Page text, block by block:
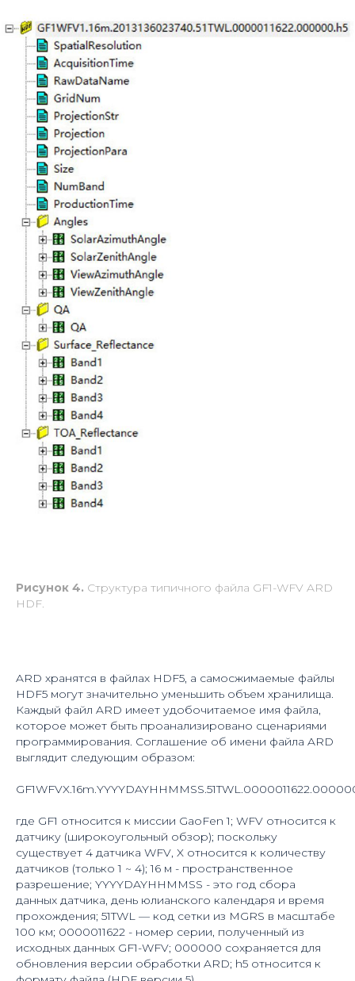
Рисунок 4. Структура типичного файла GF1-WFV ARD
HDF.
ARD хранятся в файлах HDF5, а самосжимаемые файлы
HDF5 могут значительно уменьшить объем хранилища.
Каждый файл ARD имеет удобочитаемое имя файла,
которое может быть проанализировано сценариями
программирования. Соглашение об имени файла ARD
выглядит следующим образом:
где GF1 относится к миссии GaoFen 1; WFV относится к
датчику (широкоугольный обзор); поскольку
существует 4 датчика WFV, X относится к количеству
датчиков (только 1 ~ 4); 16 м - пространственное
разрешение; YYYYDAYHHMMSS - это год сбора
данных датчика, день юлианского календаря и время
прохождения; 51TWL — код сетки из MGRS в масштабе
100 км; 0000011622 - номер серии, полученный из
исходных данных GF1-WFV; 000000 сохраняется для
обновления версии обработки ARD; h5 относится к